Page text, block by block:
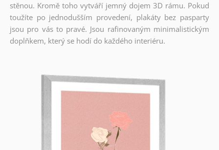
stěnou. Kromě toho vytváří jemný dojem 3D rámu. Pokud
toužíte po jednodušším provedení, plakáty bez pasparty
jsou pro vás to pravé. Jsou rafinovaným minimalistickým
doplňkem, který se hodí do každého interiéru.